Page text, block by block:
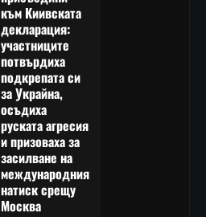
към Киивската
декларация:
участниците
потвърдиха
подкрепата си
за Украйна,
осъдиха
руската агресия
и призоваха за
засилване на
международния
натиск срещу
Москва